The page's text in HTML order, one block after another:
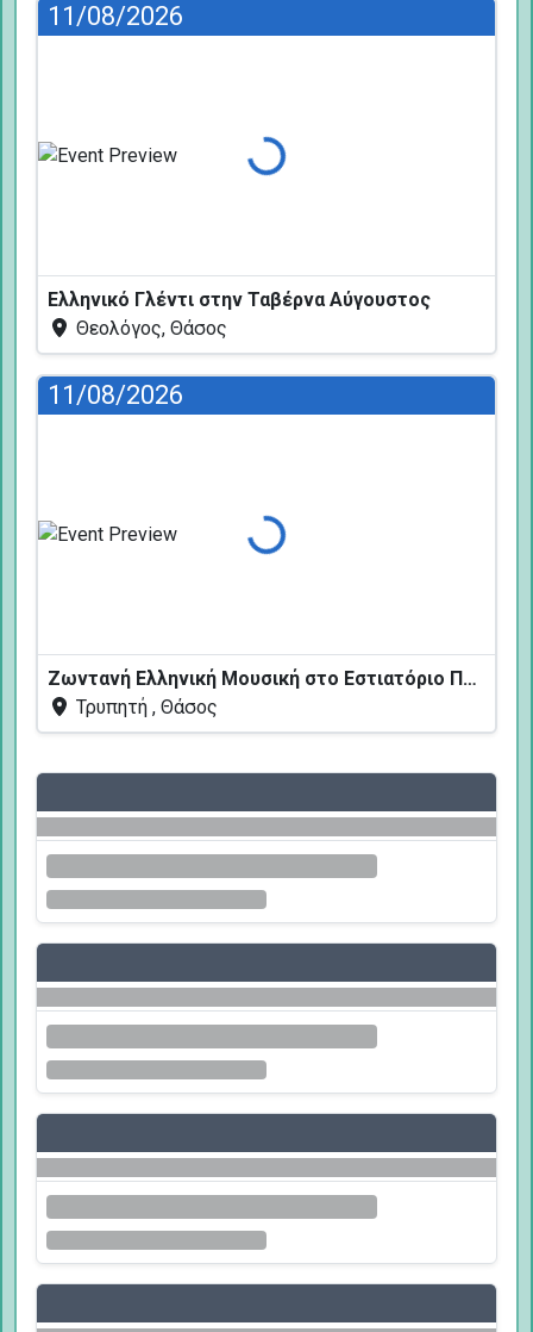
11/08/2026
Φόρτωση...
Ελληνικό Γλέντι στην Ταβέρνα Αύγουστος
Θεολόγος, Θάσος
11/08/2026
Φόρτωση...
Ζωντανή Ελληνική Μουσική στο Εστιατόριο Πεύκων
Τρυπητή , Θάσος